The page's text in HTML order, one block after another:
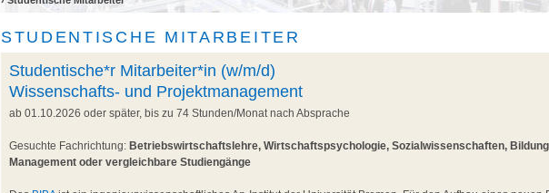
STUDENTISCHE MITARBEITER
Studentische*r Mitarbeiter*in (w/m/d)
Wissenschafts- und Projektmanagement
ab 01.10.2026 oder später, bis zu 74 Stunden/Monat nach Absprache
Gesuchte Fachrichtung:Betriebswirtschaftslehre, Wirtschaftspsychologie, Sozialwissenschaften,
Management oder vergleichbare Studiengänge